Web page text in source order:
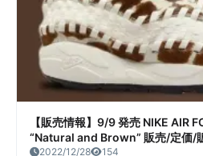
【販売情報】9/9 発売 NIKE AIR
“Natural and Brown” 販売/定価/
2022/12/28 154